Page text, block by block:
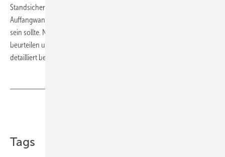
Standsicherheit hinweisen muss, wenn beispielsweise die
Auffangwanne mit nur fünf Zentimeter starken Ytongsteinen geklebt
sein sollte. Nach welchen Kriterien eine gemauerte Auffangwanne zu
beurteilen und ggf. zu sanieren ist, wird in der TRÖl 2.0 des IWO
detailliert beschrieben. ■
Tags